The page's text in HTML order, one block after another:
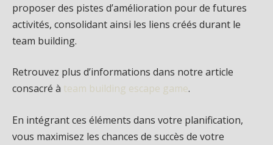
proposer des pistes d’amélioration pour de futures
activités, consolidant ainsi les liens créés durant le
team building.
Retrouvez plus d’informations dans notre article
consacré à team building escape game.
En intégrant ces éléments dans votre planification,
vous maximisez les chances de succès de votre